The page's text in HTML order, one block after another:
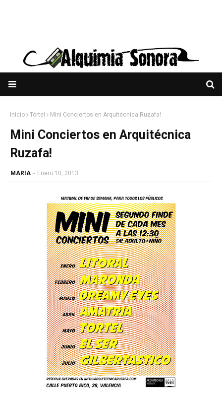
Inicio Tórtel Mini Conciertos en Arquitécnica Ruzafa!
Mini Conciertos en Arquitécnica
Ruzafa!
MARIA - Enero 10, 2013